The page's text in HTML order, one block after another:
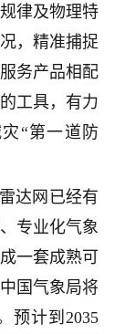
律及物理特
，精准捕捉
务产品相配
工具，有力
“第一道防
达网已经有
专业化气象
一套成熟可
国气象局将
预计到2035